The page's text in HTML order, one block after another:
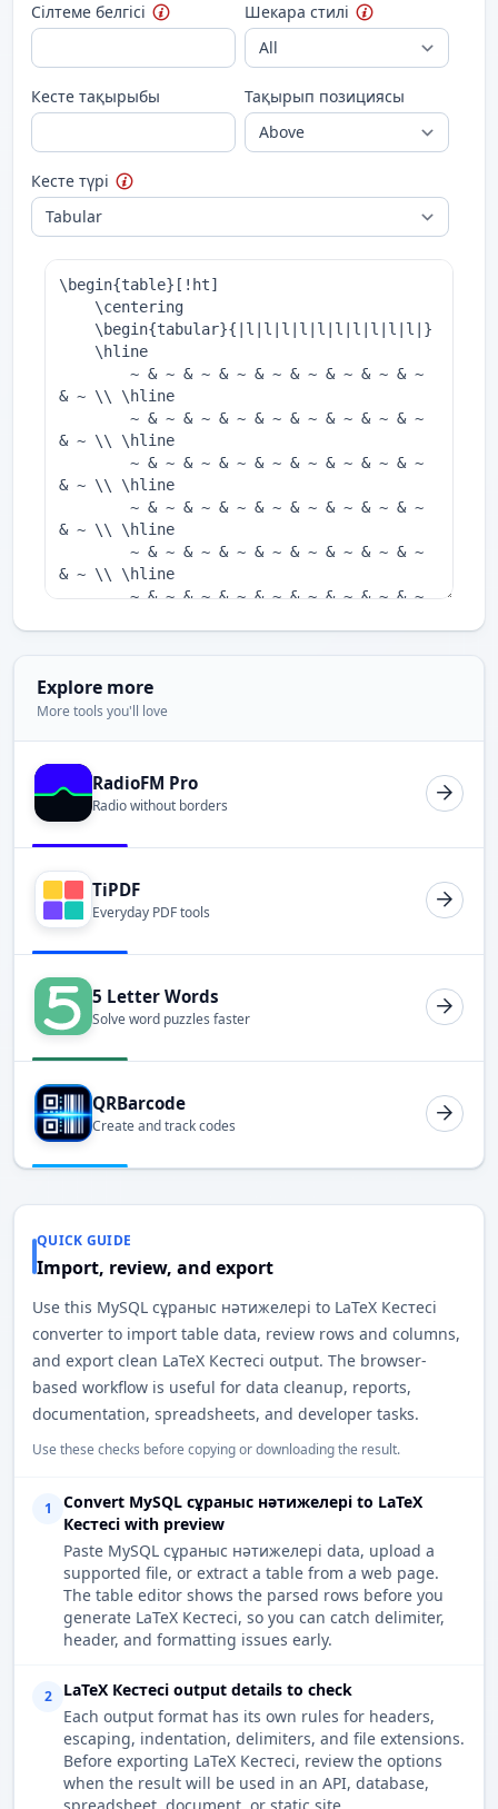
Сілтеме белгісі Шекара стилі
Кесте тақырыбы Тақырып позициясы
Кесте түрі
Explore more
More tools you'll love
RadioFM Pro
Radio without borders
TiPDF
Everyday PDF tools
5 Letter Words
Solve word puzzles faster
QRBarcode
Create and track codes
QUICK GUIDE
Import, review, and export
Use this MySQL сұраныс нәтижелері to LaTeX Кестесі
converter to import table data, review rows and columns,
and export clean LaTeX Кестесі output. The browser-
based workflow is useful for data cleanup, reports,
documentation, spreadsheets, and developer tasks.
Use these checks before copying or downloading the result.
1
Convert MySQL сұраныс нәтижелері to LaTeX
Кестесі with preview
Paste MySQL сұраныс нәтижелері data, upload a
supported file, or extract a table from a web page.
The table editor shows the parsed rows before you
generate LaTeX Кестесі, so you can catch delimiter,
header, and formatting issues early.
2
LaTeX Кестесі output details to check
Each output format has its own rules for headers,
escaping, indentation, delimiters, and file extensions.
Before exporting LaTeX Кестесі, review the options
when the result will be used in an API, database,